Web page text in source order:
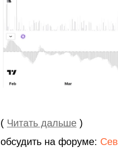
( Читать дальше )
обсудить на форуме: